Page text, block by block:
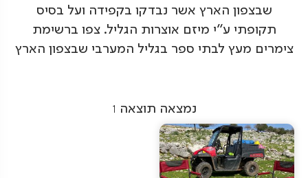
שבצפון הארץ אשר נבדקו בקפידה ועל בסיס
תקופתי ע"י מיזם אוצרות הגליל. צפו ברשימת
צימרים מעץ לבתי ספר בגליל המערבי שבצפון הארץ
נמצאה תוצאה 1